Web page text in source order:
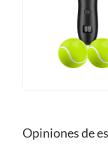
Opiniones de